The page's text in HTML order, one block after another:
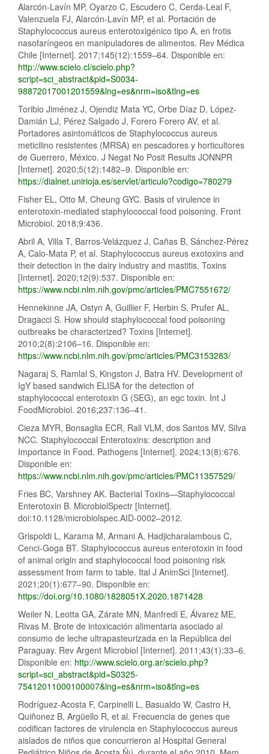
Alarcón-Lavín MP, Oyarzo C, Escudero C, Cerda-Leal F,
Valenzuela FJ, Alarcón-Lavín MP, et al. Portación de
Staphylococcus aureus enterotoxigénico tipo A, en frotis
nasofaríngeos en manipuladores de alimentos. Rev Médica
Chile [Internet]. 2017;145(12):1559–64. Disponible en:
http://www.scielo.cl/scielo.php?
script=sci_abstract&pid=S0034-
98872017001201559&lng=es&nrm=iso&tlng=es
Toribio Jiménez J, Ojendiz Mata YC, Orbe Díaz D, López-
Damián LJ, Pérez Salgado J, Forero Forero AV, et al.
Portadores asintomáticos de Staphylococcus aureus
meticilino resistentes (MRSA) en pescadores y horticultores
de Guerrero, México. J Negat No Posit Results JONNPR
[Internet]. 2020;5(12):1482–9. Disponible en:
https://dialnet.unirioja.es/servlet/articulo?codigo=780279
Fisher EL, Otto M, Cheung GYC. Basis of virulence in
enterotoxin-mediated staphylococcal food poisoning. Front
Microbiol. 2018;9:436.
Abril A, Villa T, Barros-Velázquez J, Cañas B, Sánchez-Pérez
A, Calo-Mata P, et al. Staphylococcus aureus exotoxins and
their detection in the dairy industry and mastitis. Toxins
[Internet]. 2020;12(9):537. Disponible en:
https://www.ncbi.nlm.nih.gov/pmc/articles/PMC7551672/
Hennekinne JA, Ostyn A, Guillier F, Herbin S, Prufer AL,
Dragacci S. How should staphylococcal food poisoning
outbreaks be characterized? Toxins [Internet].
2010;2(8):2106–16. Disponible en:
https://www.ncbi.nlm.nih.gov/pmc/articles/PMC3153283/
Nagaraj S, Ramlal S, Kingston J, Batra HV. Development of
IgY based sandwich ELISA for the detection of
staphylococcal enterotoxin G (SEG), an egc toxin. Int J
FoodMicrobiol. 2016;237:136–41.
Cieza MYR, Bonsaglia ECR, Rall VLM, dos Santos MV, Silva
NCC. Staphylococcal Enterotoxins: description and
Importance in Food. Pathogens [Internet]. 2024;13(8):676.
Disponible en:
https://www.ncbi.nlm.nih.gov/pmc/articles/PMC11357529/
Fries BC, Varshney AK. Bacterial Toxins—Staphylococcal
Enterotoxin B. MicrobiolSpectr [Internet].
doi:10.1128/microbiolspec.AID-0002–2012.
Grispoldi L, Karama M, Armani A, Hadjicharalambous C,
Cenci-Goga BT. Staphylococcus aureus enterotoxin in food
of animal origin and staphylococcal food poisoning risk
assessment from farm to table. Ital J AnimSci [Internet].
2021;20(1):677–90. Disponible en:
https://doi.org/10.1080/1828051X.2020.1871428
Weiler N, Leotta GA, Zárate MN, Manfredi E, Álvarez ME,
Rivas M. Brote de intoxicación alimentaria asociado al
consumo de leche ultrapasteurizada en la República del
Paraguay. Rev Argent Microbiol [Internet]. 2011;43(1):33–6.
Disponible en: http://www.scielo.org.ar/scielo.php?
script=sci_abstract&pid=S0325-
75412011000100007&lng=es&nrm=iso&tlng=es
Rodríguez-Acosta F, Carpinelli L, Basualdo W, Castro H,
Quiñonez B, Argüello R, et al. Frecuencia de genes que
codifican factores de virulencia en Staphylococcus aureus
aislados de niños que concurrieron al Hospital General